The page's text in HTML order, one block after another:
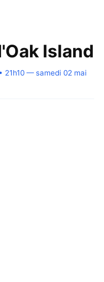
Island
• 21h10 — samedi 02 mai